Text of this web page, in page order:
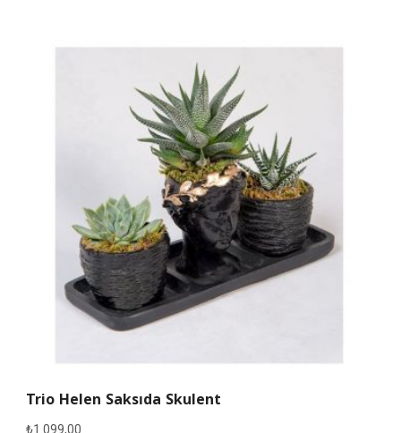
Trio Helen Saksıda Skulent
₺1.099,00